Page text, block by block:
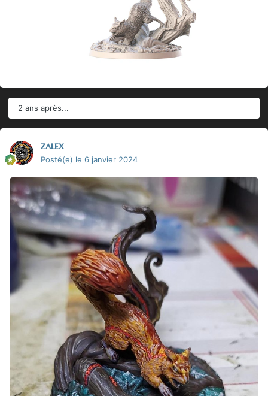
2 ans après...
zalex
Posté(e) le 6 janvier 2024